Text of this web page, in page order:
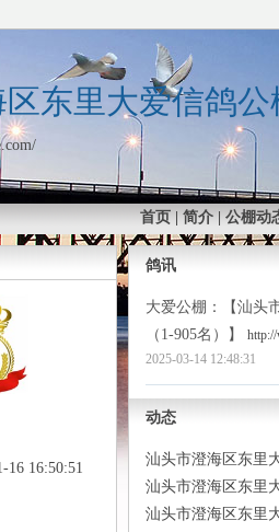
东里大爱信鸽公
首页 简介 公棚动
16 16:50:51
鸽讯
大爱公棚 ：【汕头
（1-905名）】
2025-03-14 12:48:31
动态
汕头市澄海区东里
汕头市澄海区东里
汕头市澄海区东里